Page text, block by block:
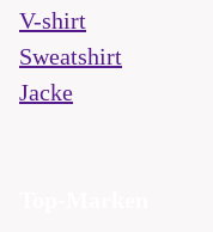
V-shirt
Sweatshirt
Jacke